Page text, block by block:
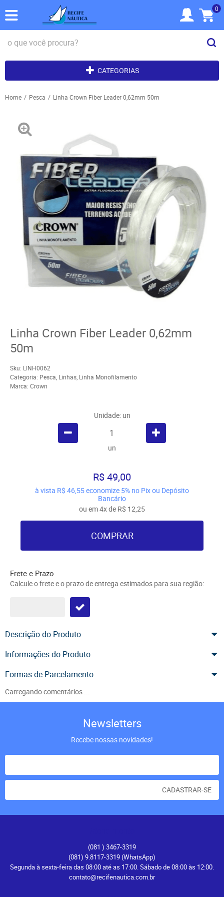
0
CATEGORIAS
Home Pesca Linha Crown Fiber Leader 0,62mm 50m
Linha Crown Fiber Leader 0,62mm
50m
Sku: LINH0062
Categoria: Pesca, Linhas, Linha Monofilamento
Marca: Crown
Unidade: un
un
R$ 49,00
à vista R$ 46,55economize 5% no Pix ou Depósito
Bancário
ou em4xde R$ 12,25
COMPRAR
Frete e Prazo
Calcule o frete e o prazo de entrega estimados para sua região:
Descrição do Produto
Informações do Produto
Formas de Parcelamento
Carregando comentários ...
Newsletters
Recebe nossas novidades!
CADASTRAR-SE
(081 ) 3467-3319
(081) 9.8117-3319(WhatsApp)
Segunda à sexta-feira das 08:00 até as 17:00. Sábado de 08:00 às 12:00.
contato@recifenautica.com.br